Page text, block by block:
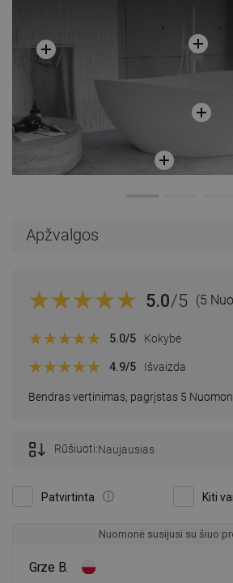
Apžvalgos
5.0/5 (5
Bendras vertinimas, pagrįstas 5
5.0/5 Kokybė
4.9/5 Išvaizda
Patvirtinta Kiti
Rūšiuoti:Naujausias
Nuomonė susijusi su šiuo
Grze B.